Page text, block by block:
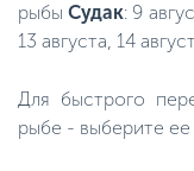
рыбыСудак: 9
13 августа, 14
Для быстрого
рыбе - выберите